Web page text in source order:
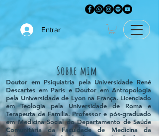
Entrar
Sobre mim
Doutor em Psiquiatria pela Universidade René
Descartes em París e Doutor em Antropologia
pela Universidade de Lyon na França. Licenciado
em Teologia pela Universidade de Roma e
Terapeuta de Família. Professor e pós-graduado
em Medicina Social do Departamento de Saúde
Comunitária da Faculdade de Medicina da